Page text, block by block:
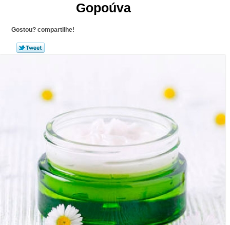
Gopoúva
Gostou? compartilhe!